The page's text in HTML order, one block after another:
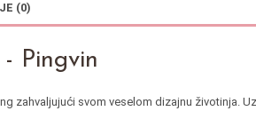
(0)
Pingvin
zahvaljujući svom veselom dizajnu životinja.